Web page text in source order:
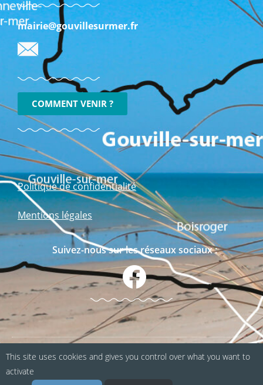
mairie@gouvillesurmer.fr
COMMENT VENIR ?
Politique de confidentialité
Mentions légales
Suivez-nous sur les réseaux sociaux :
Webapp fabriquée en Normandie / Agence
Kacao
This site uses cookies and gives you control over what you want to
activate